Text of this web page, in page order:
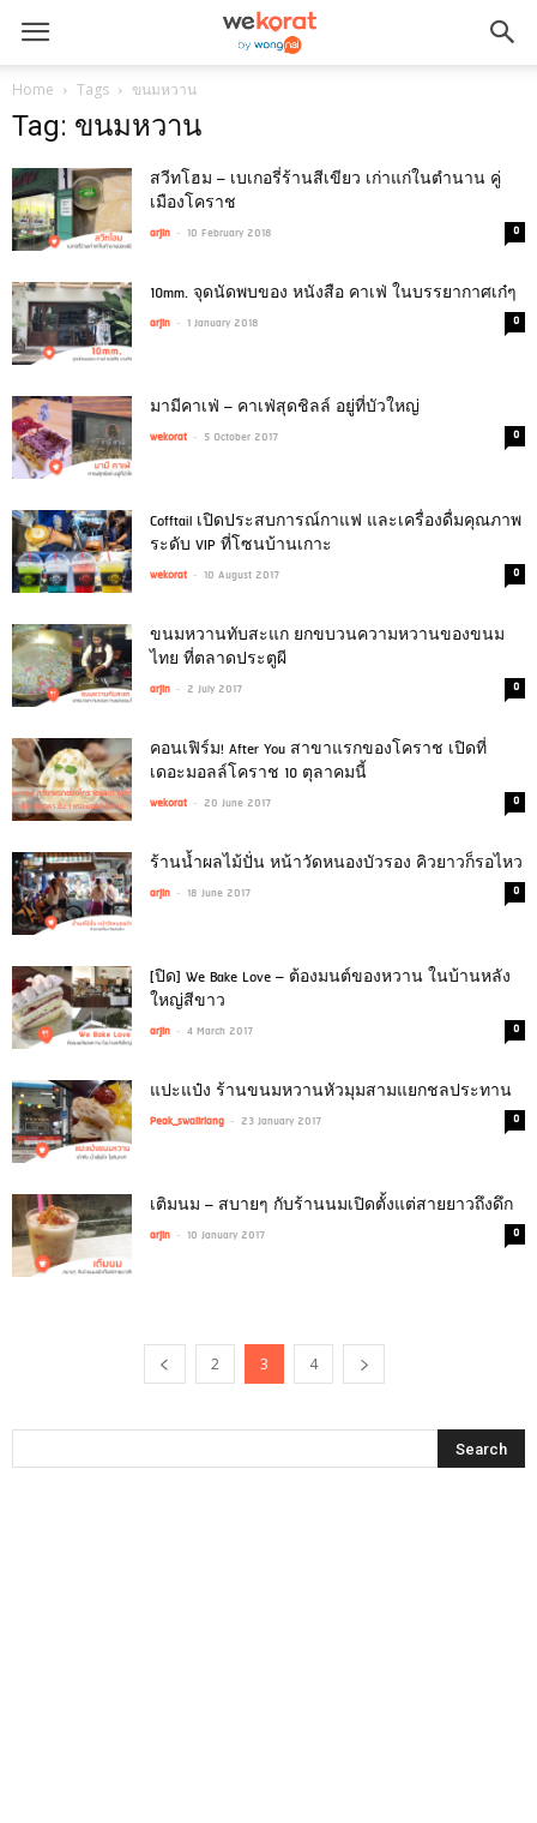
Home Tags ขนมหวาน
Tag: ขนมหวาน
สวีทโฮม – เบเกอรี่ร้านสีเขียว เก่าแก่ในตำนาน คู่
เมืองโคราช
arjin - 10 February 2018 0
10mm. จุดนัดพบของ หนังสือ คาเฟ่ ในบรรยากาศเก๋ๆ
arjin - 1 January 2018 0
มามีคาเฟ่ – คาเฟ่สุดชิลล์ อยู่ที่บัวใหญ่
wekorat - 5 October 2017 0
Cofftail เปิดประสบการณ์กาแฟ และเครื่องดื่มคุณภาพ
ระดับ VIP ที่โซนบ้านเกาะ
wekorat - 10 August 2017 0
ขนมหวานทับสะแก ยกขบวนความหวานของขนม
ไทย ที่ตลาดประตูผี
arjin - 2 July 2017 0
คอนเฟิร์ม! After You สาขาแรกของโคราช เปิดที่
เดอะมอลล์โคราช 10 ตุลาคมนี้
wekorat - 20 June 2017 0
ร้านน้ำผลไม้ปั่น หน้าวัดหนองบัวรอง คิวยาวก็รอไหว
arjin - 18 June 2017 0
[ปิด] We Bake Love – ต้องมนต์ของหวาน ในบ้านหลัง
ใหญ่สีขาว
arjin - 4 March 2017 0
แปะแป๋ง ร้านขนมหวานหัวมุมสามแยกชลประทาน
Peak_swaiiriang - 23 January 2017 0
เติมนม – สบายๆ กับร้านนมเปิดตั้งแต่สายยาวถึงดึก
arjin - 10 January 2017 0
2 3 4